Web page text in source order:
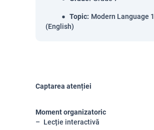
Topic: Modern Language 1
(English)
Captarea atenției
Moment organizatoric
Lecție interactivă